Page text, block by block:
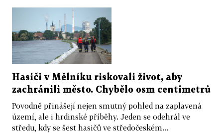
Hasiči v Mělníku riskovali život, aby
zachránili město. Chybělo osm centimetrů
Povodně přinášejí nejen smutný pohled na zaplavená
území, ale i hrdinské příběhy. Jeden se odehrál ve
středu, kdy se šest hasičů ve středočeském...